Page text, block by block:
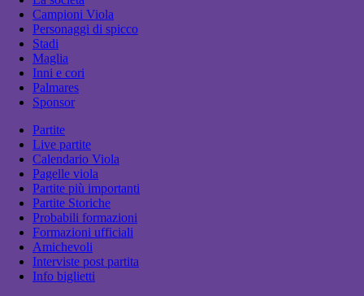
Campioni Viola
Personaggi di spicco
Stadi
Maglia
Inni e cori
Palmares
Sponsor
Partite
Live partite
Calendario Viola
Pagelle viola
Partite più importanti
Partite Storiche
Probabili formazioni
Formazioni ufficiali
Amichevoli
Interviste post partita
Info biglietti